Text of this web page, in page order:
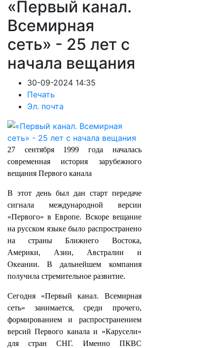
«Первый канал.
Всемирная
сеть» - 25 лет с
начала вещания
30-09-2024 14:35
Печать
Эл. почта
27 сентября 1999 года началась
современная история зарубежного
вещания Первого канала
В этот день был дан старт передаче
сигнала международной версии
«Первого» в Европе. Вскоре вещание
на русском языке было распространено
на страны Ближнего Востока,
Америки, Азии, Австралии и
Океании. В дальнейшем компания
получила стремительное развитие.
Сегодня «Первый канал. Всемирная
сеть» занимается, среди прочего,
формированием и распространением
версий Первого канала и «Карусели»
для стран СНГ. Именно ПКВС